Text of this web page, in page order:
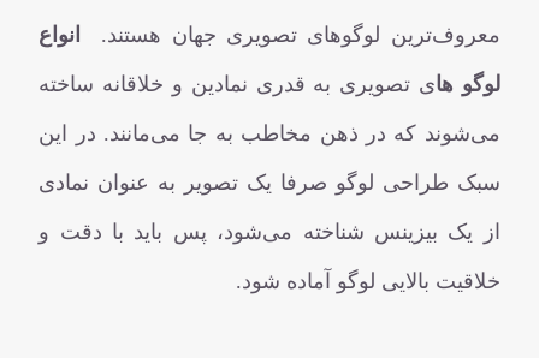
معروف‌ترین لوگوهای تصویری جهان هستند. انواع
لوگو های تصویری به قدری نمادین و خلاقانه ساخته
می‌شوند که در ذهن مخاطب به جا می‌مانند. در این
سبک طراحی لوگو صرفا یک تصویر به عنوان نمادی
از یک بیزینس شناخته می‌شود، پس باید با دقت و
خلاقیت بالایی لوگو آماده شود.